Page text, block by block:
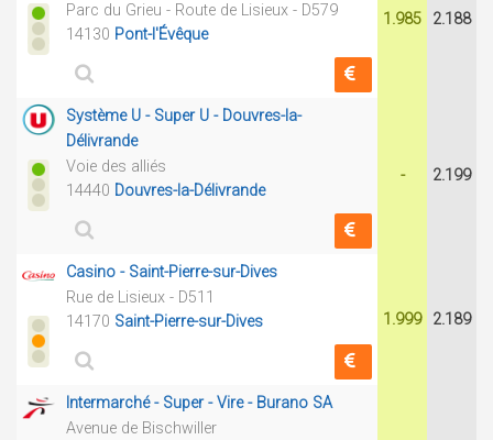
Parc du Grieu - Route de Lisieux - D579
14130 Pont-l'Évêque
1.985 2.188
Système U - Super U - Douvres-la-
Délivrande
Voie des alliés
14440 Douvres-la-Délivrande
- 2.199
Casino - Saint-Pierre-sur-Dives
Rue de Lisieux - D511
14170 Saint-Pierre-sur-Dives 1.999 2.189
Intermarché - Super - Vire - Burano SA
Avenue de Bischwiller